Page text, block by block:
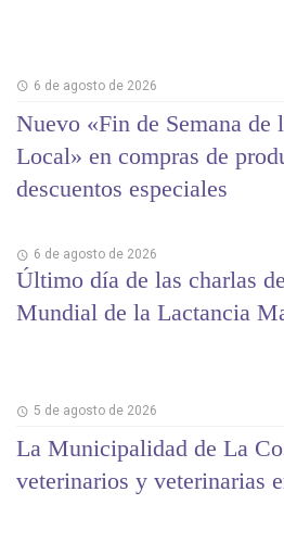
6 de agosto de 2026
Nuevo «Fin de Semana de
Local» en compras de
descuentos especiales
6 de agosto de 2026
Último día de las charlas
Mundial de la Lactancia
5 de agosto de 2026
La Municipalidad de La
veterinarios y veterinarias